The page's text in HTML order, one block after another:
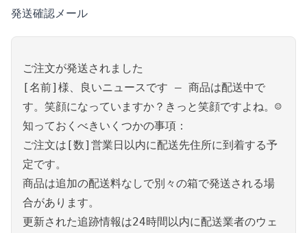
発送確認メール
ご注文が発送されました
[名前]様、良いニュースです – 商品は配送中で
す。笑顔になっていますか？きっと笑顔ですよね。☺
知っておくべきいくつかの事項：
ご注文は[数]営業日以内に配送先住所に到着する予
定です。
商品は追加の配送料なしで別々の箱で発送される場
合があります。
更新された追跡情報は24時間以内に配送業者のウェ